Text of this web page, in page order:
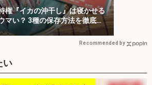
権『イカの沖干し』は寝かせる
マい？ 3種の保存方法を徹底検
Recommended by